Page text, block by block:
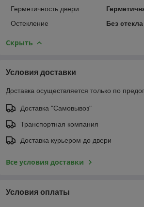
Герметичность двери
Остекление
Без стекла
Скрыть
Условия доставки
Доставка осуществляется только по
Доставка "Самовывоз"
Транспортная компания
Доставка курьером до двери
Все условия доставки
Условия оплаты